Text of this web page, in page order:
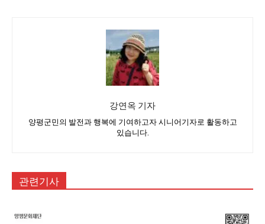
강연옥 기자
양평군민의 발전과 행복에 기여하고자 시니어기자로 활동하고
있습니다.
관련기사